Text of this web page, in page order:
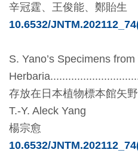
隱
權
與
資
訊
安
全
辛冠霆、 王俊能、 鄭貽生
10.6532/
S. Yano’s Specimens
存放在日本植物標本館矢
T.-Y. Aleck Yang
楊宗愈
10.6532/